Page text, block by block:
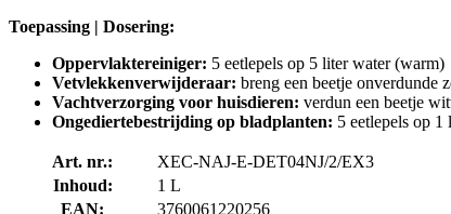
Toepassing | Dosering:
Oppervlaktereiniger: 5 eetlepels op 5 liter water (warm)
Vetvlekkenverwijderaar: breng een beetje onverdunde
Vachtverzorging voor huisdieren: verdun een beetje
Ongediertebestrijding op bladplanten: 5 eetlepels op
Art. nr.:
XEC-NAJ-E-DET04NJ/2/EX3
Inhoud:
1 L
EAN:
3760061220256